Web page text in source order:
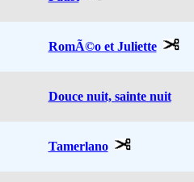
RomÃ©o et Juliette
Douce nuit, sainte nuit
Tamerlano